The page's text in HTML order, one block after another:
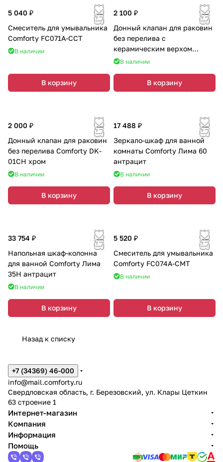
5 040 ₽
Смеситель для умывальника
Comforty FC071A-CCT
В наличии
В корзину
2 100 ₽
Донный клапан для раковин
без перелива с
керамическим верхом
Comforty DK-01MB матовый
В наличии
В корзину
2 000 ₽
Донный клапан для раковин
без перелива Comforty DK-
01CH хром
В наличии
В корзину
17 488 ₽
Зеркало-шкаф для ванной
комнаты Comforty Лима 60
антрацит
В наличии
В корзину
33 754 ₽
Напольная шкаф-колонна
для ванной Comforty Лима
35Н антрацит
В наличии
В корзину
5 520 ₽
Смеситель для умывальника
Comforty FC074A-CMT
В наличии
В корзину
Назад к списку
+7 (34369) 46-000
info@mail.comforty.ru
Свердловская область, г. Березовский, ул. Клары Цеткин
63 строение 1
Интернет-магазин
Компания
Информация
Помощь